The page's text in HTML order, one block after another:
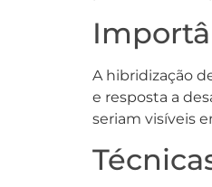
A hibridização
e resposta a
seriam visíveis